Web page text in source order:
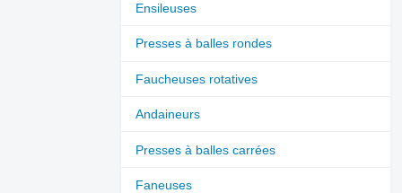
Ensileuses
Presses à balles rondes
Faucheuses rotatives
Andaineurs
Presses à balles carrées
Faneuses